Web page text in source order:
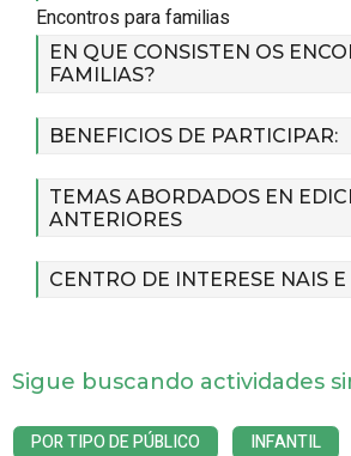
Encontros para familias
EN QUE CONSISTEN OS
FAMILIAS?
BENEFICIOS DE PARTICIPAR:
TEMAS ABORDADOS EN
ANTERIORES
CENTRO DE INTERESE NAIS E
Sigue buscando actividades
POR TIPO DE PÚBLICO INFANTIL